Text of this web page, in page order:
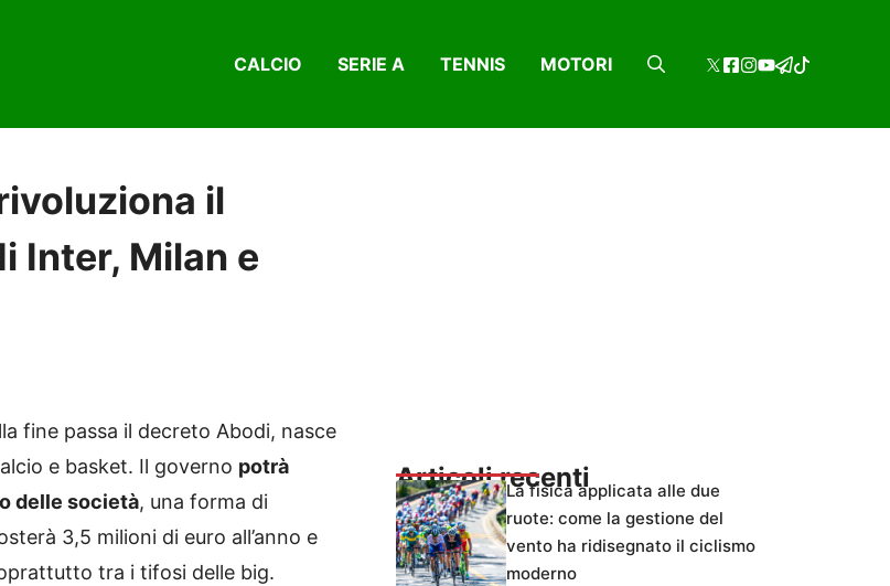
CALCIO SERIE A TENNIS MOTORI
il
Inter, Milan e
fine passa il decreto Abodi, nasce
e basket. Il governo potrà
delle società, una forma di
3,5 milioni di euro all’anno e
tra i tifosi delle big.
Articoli recentiLa fisica applicata alle due
ruote: come la gestione del
vento ha ridisegnato il ciclismo
moderno